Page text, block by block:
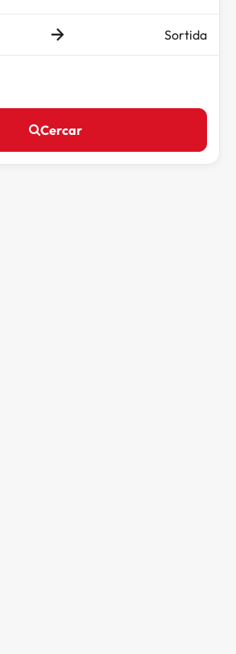
Sortida
Cercar